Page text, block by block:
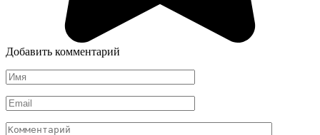
Добавить комментарий
Имя
*
Email
*
Комментарий